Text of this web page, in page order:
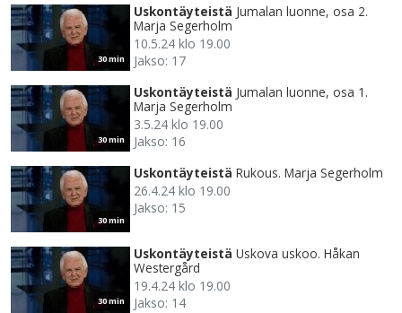
30 min
Uskontäyteistä Jumalan luonne, osa 2.
Marja Segerholm
10.5.24 klo 19.00
Jakso: 17
30 min
Uskontäyteistä Jumalan luonne, osa 1.
Marja Segerholm
3.5.24 klo 19.00
Jakso: 16
30 min
Uskontäyteistä Rukous. Marja Segerholm
26.4.24 klo 19.00
Jakso: 15
30 min
Uskontäyteistä Uskova uskoo. Håkan
Westergård
19.4.24 klo 19.00
Jakso: 14